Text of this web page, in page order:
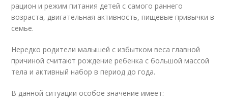
рацион и режим питания детей с самого раннего
возраста, двигательная активность, пищевые привычки в
семье.
Нередко родители малышей с избытком веса главной
причиной считают рождение ребенка с большой массой
тела и активный набор в период до года.
В данной ситуации особое значение имеет: